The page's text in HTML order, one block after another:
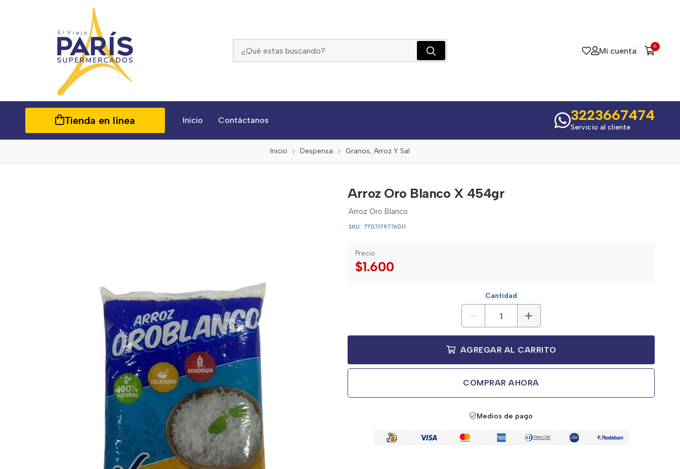
Mi cuenta 0
Tienda en línea Inicio Contáctanos 3223667474
Servicio al cliente
Inicio Despensa Granos, Arroz Y Sal
Arroz Oro Blanco X 454gr
Arroz Oro Blanco
SKU: 7707179776011
Precio
$1.600
Cantidad
AGREGAR AL CARRITO
COMPRAR AHORA
Medios de pago